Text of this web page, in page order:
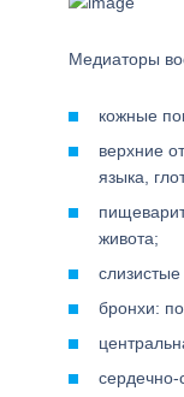
Медиаторы
кожные
верхние
языка,
живота;
бронхи:
сердечно-